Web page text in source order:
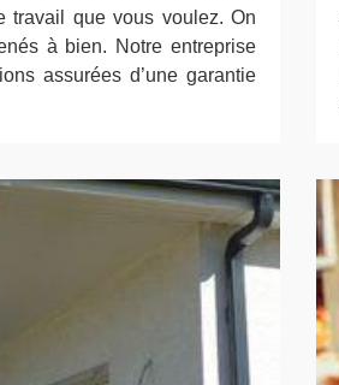
travail que vous voulez. On
à bien. Notre entreprise
assurées d’une garantie